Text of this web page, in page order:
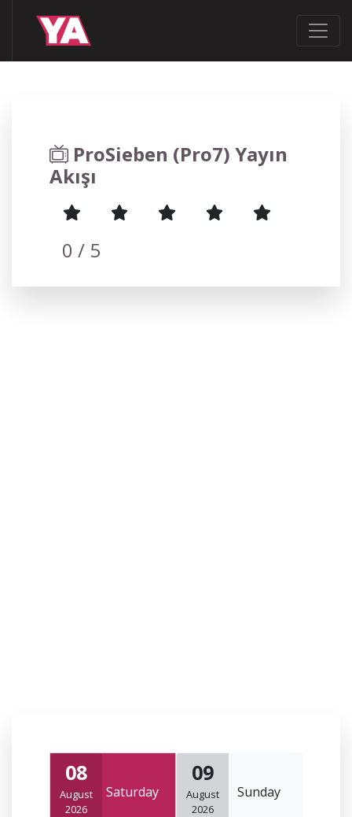
ProSieben (Pro7) Yayın
Akışı
0 / 5
08
August
2026
Saturday
09
August
2026
Sunday